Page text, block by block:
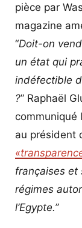
pièce par
magazine
“Doit-on
un état qui
indéfectible
?” Raphaël
communiqué
au président
françaises et
régimes
l’Egypte.”